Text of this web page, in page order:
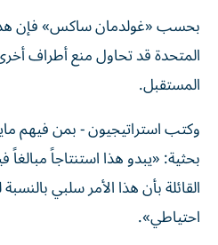
بحسب «غولدمان ساكس» فإن
المتحدة قد تحاول منع أطراف
المستقبل.
وكتب استراتيجيون - بمن فيهم
بحثية: «يبدو هذا استنتاجاً
القائلة بأن هذا الأمر سلبي
احتياطي».